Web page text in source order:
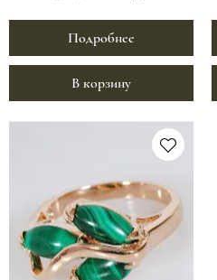
Подробнее
В корзину